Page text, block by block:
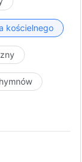
kościelnego